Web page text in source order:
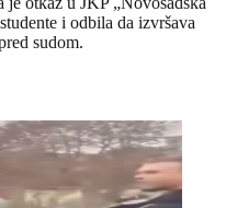
i odbila da izvršava
sudom.